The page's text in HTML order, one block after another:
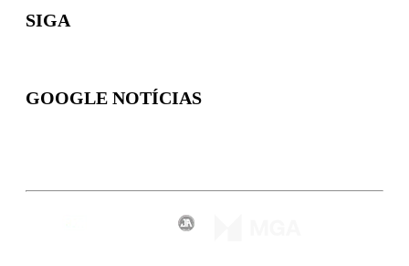
SIGA
GOOGLE NOTÍCIAS